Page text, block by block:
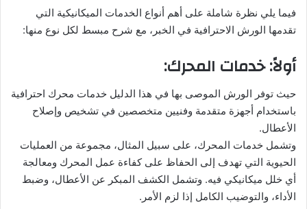
فيما يلي نظرة شاملة على أهم أنواع الخدمات الميكانيكية التي
تقدمها الورش الاحترافية في الخبر، مع شرح مبسط لكل نوع منها:
أولاً: خدمات المحرك:
حيث توفر الورش الموصى بها في هذا الدليل خدمات محرك احترافية
باستخدام أجهزة متقدمة وفنيين متخصصين في تشخيص وإصلاح
الأعطال.
وتشمل خدمات المحرك، على سبيل المثال، مجموعة من العمليات
الحيوية التي تهدف إلى الحفاظ على كفاءة عمل المحرك ومعالجة
أي خلل ميكانيكي فيه. وتشمل الكشف المبكر عن الأعطال، وضبط
الأداء، والتوضيب الكامل إذا لزم الأمر.